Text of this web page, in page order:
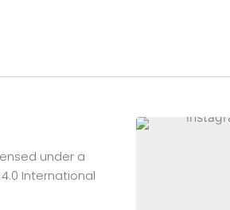
under a
International